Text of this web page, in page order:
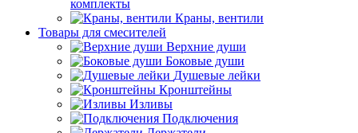
комплекты
Краны, вентили
Товары для смесителей
Верхние души
Боковые души
Душевые лейки
Кронштейны
Изливы
Подключения